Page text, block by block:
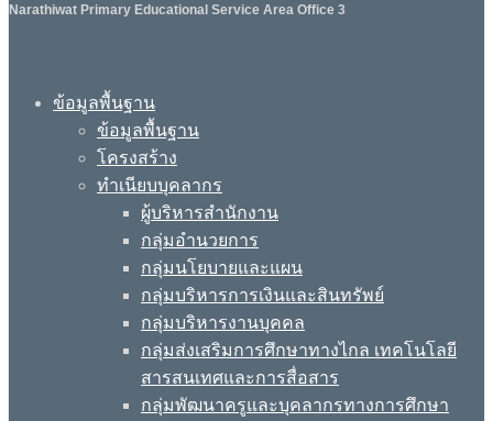
Narathiwat Primary Educational Service Area Office 3
ข้อมูลพื้นฐาน
ข้อมูลพื้นฐาน
โครงสร้าง
ทำเนียบบุคลากร
ผู้บริหารสำนักงาน
กลุ่มอำนวยการ
กลุ่มนโยบายและแผน
กลุ่มบริหารการเงินและสินทรัพย์
กลุ่มบริหารงานบุคคล
กลุ่มส่งเสริมการศึกษาทางไกล เทคโนโลยี
สารสนเทศและการสื่อสาร
กลุ่มพัฒนาครูและบุคลากรทางการศึกษา